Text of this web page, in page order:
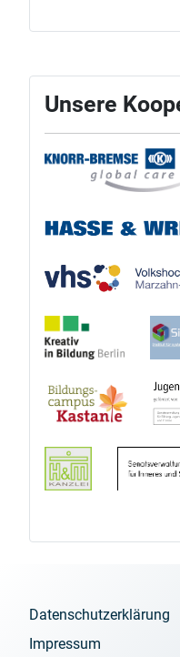
Unsere
Datenschutzerklärung
Impressum